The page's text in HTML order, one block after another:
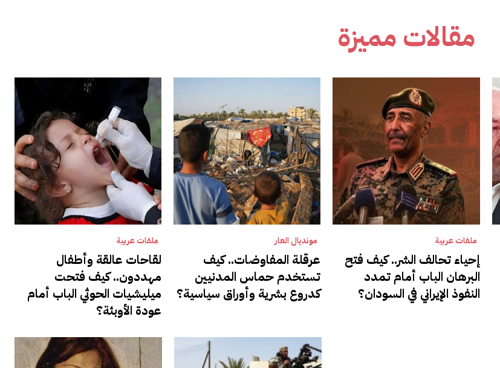
مقالات مميزة
ملفات عربية
إحياء تحالف الشر.. كيف فتح
البرهان الباب أمام تمدد
النفوذ الإيراني في السودان؟
مونديال العار
عرقلة المفاوضات.. كيف
تستخدم حماس المدنيين
كدروع بشرية وأوراق سياسية؟
ملفات عربية
لقاحات عالقة وأطفال
مهددون.. كيف فتحت
ميليشيات الحوثي الباب أمام
عودة الأوبئة؟